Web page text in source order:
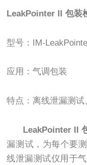
LeakPointer II 包装
型号：IM-
应用：气调包装
特点：离线泄漏测
LeakPointer II
漏测试，为每个要
线泄漏测试仪用于